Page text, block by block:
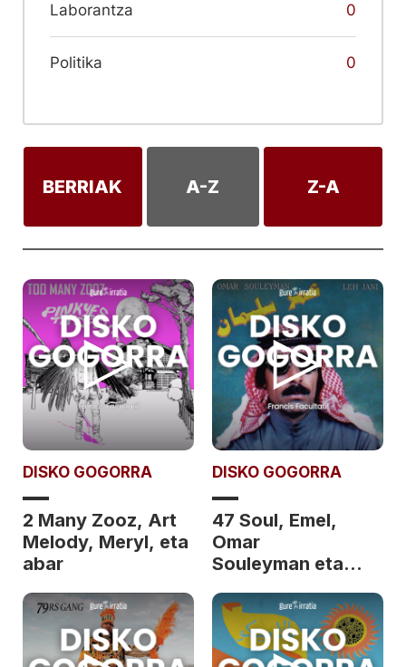
Laborantza 0
Politika 0
BERRIAK A-Z Z-A
DISKO GOGORRA
2 Many Zooz, Art
Melody, Meryl, eta
abar
DISKO GOGORRA
47 Soul, Emel,
Omar
Souleyman eta